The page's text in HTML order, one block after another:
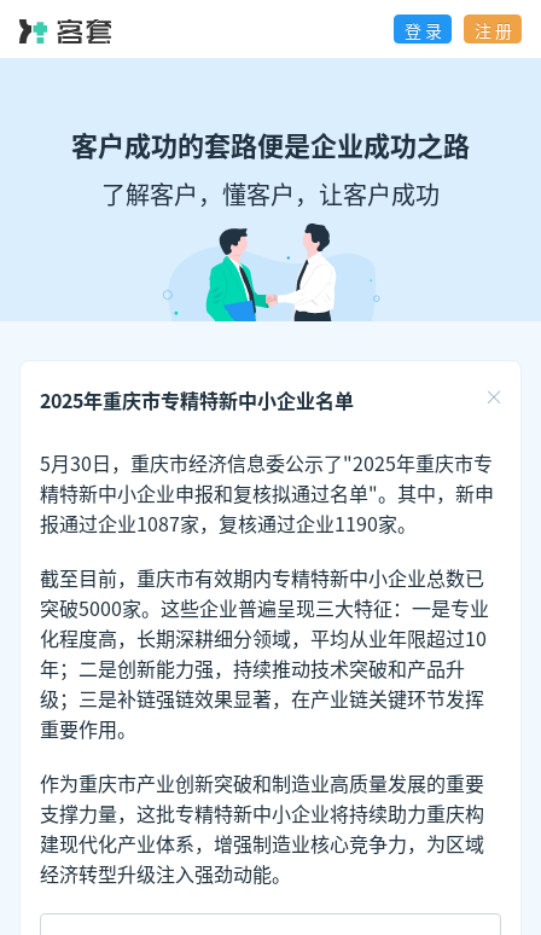
登 录 注 册
客户成功的套路便是企业成功之路
了解客户，懂客户，让客户成功
2025年重庆市专精特新中小企业名单
5月30日，重庆市经济信息委公示了"2025年重庆市专
精特新中小企业申报和复核拟通过名单"。其中，新申
报通过企业1087家，复核通过企业1190家。
截至目前，重庆市有效期内专精特新中小企业总数已
突破5000家。这些企业普遍呈现三大特征：一是专业
化程度高，长期深耕细分领域，平均从业年限超过10
年；二是创新能力强，持续推动技术突破和产品升
级；三是补链强链效果显著，在产业链关键环节发挥
重要作用。
作为重庆市产业创新突破和制造业高质量发展的重要
支撑力量，这批专精特新中小企业将持续助力重庆构
建现代化产业体系，增强制造业核心竞争力，为区域
经济转型升级注入强劲动能。